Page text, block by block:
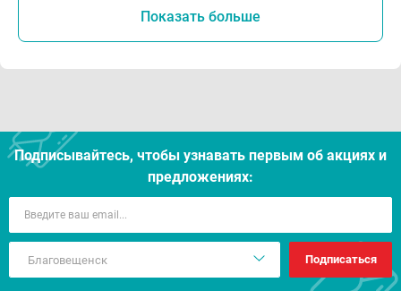
Показать больше
Подписывайтесь, чтобы узнавать первым об акцияx и
предложениях:
Подписаться